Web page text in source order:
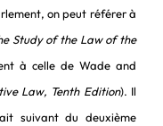
on peut référer à
Study of the Law of the
à celle de Wade and
Law, Tenth Edition). Il
suivant du deuxième